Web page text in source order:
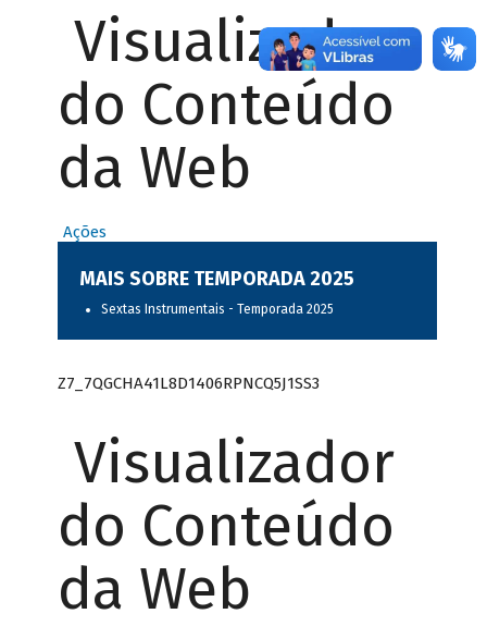
Visualizador
do Conteúdo
da Web
Ações
MAIS SOBRE TEMPORADA 2025
Sextas Instrumentais - Temporada 2025
Z7_7QGCHA41L8D1406RPNCQ5J1SS3
Visualizador
do Conteúdo
da Web